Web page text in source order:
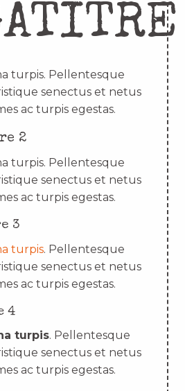
turpis. Pellentesque
senectus et netus
ac turpis egestas.
2
turpis. Pellentesque
senectus et netus
ac turpis egestas.
3
turpis. Pellentesque
senectus et netus
ac turpis egestas.
4
turpis. Pellentesque
senectus et netus
ac turpis egestas.